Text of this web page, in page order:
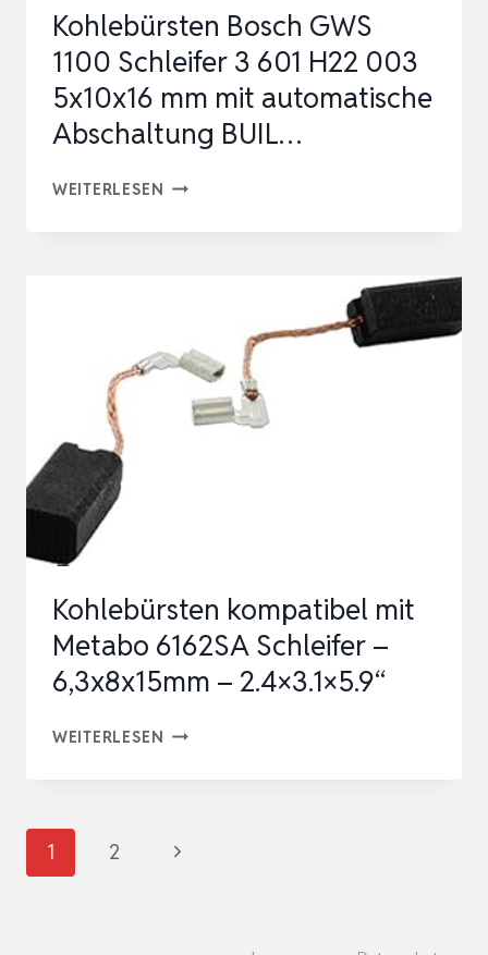
Kohlebürsten Bosch GWS
1100 Schleifer 3 601 H22 003
5x10x16 mm mit automatische
Abschaltung BUIL…
WEITERLESEN KOHLEBÜRSTEN
3
H22
ABSCHALTUNG
BUIL…
Kohlebürsten kompatibel mit
Metabo 6162SA Schleifer –
6,3x8x15mm – 2.4×3.1×5.9“
WEITERLESEN KOHLEBÜRSTEN
6162SA
Seitennavigation
1 2
Nächste